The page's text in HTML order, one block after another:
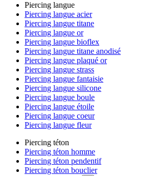
Piercing langue
Piercing langue acier
Piercing langue titane
Piercing langue or
Piercing langue bioflex
Piercing langue titane anodisé
Piercing langue plaqué or
Piercing langue strass
Piercing langue fantaisie
Piercing langue silicone
Piercing langue boule
Piercing langue étoile
Piercing langue coeur
Piercing langue fleur
Piercing téton
Piercing téton homme
Piercing téton pendentif
Piercing téton bouclier